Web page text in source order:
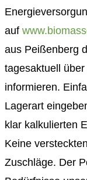
auf
aus Peißenberg
tagesaktuell
informieren.
Lagerart
klar kalkulierten
Keine
Zuschläge. Der